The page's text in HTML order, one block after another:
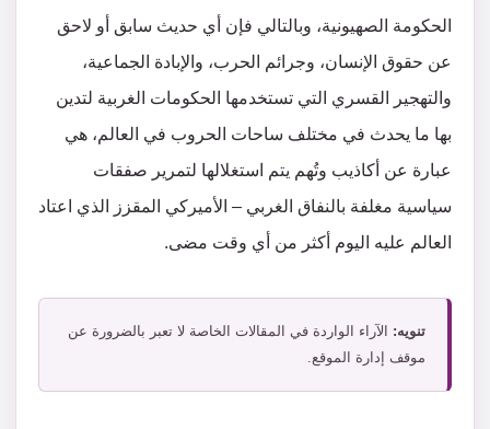
الحكومة الصهيونية، وبالتالي فإن أي حديث سابق أو لاحق
عن حقوق الإنسان، وجرائم الحرب، والإبادة الجماعية،
والتهجير القسري التي تستخدمها الحكومات الغربية لتدين
بها ما يحدث في مختلف ساحات الحروب في العالم، هي
عبارة عن أكاذيب وتُهم يتم استغلالها لتمرير صفقات
سياسية مغلفة بالنفاق الغربي – الأميركي المقزز الذي اعتاد
العالم عليه اليوم أكثر من أي وقت مضى.
تنويه: الآراء الواردة في المقالات الخاصة لا تعبر بالضرورة عن
موقف إدارة الموقع.